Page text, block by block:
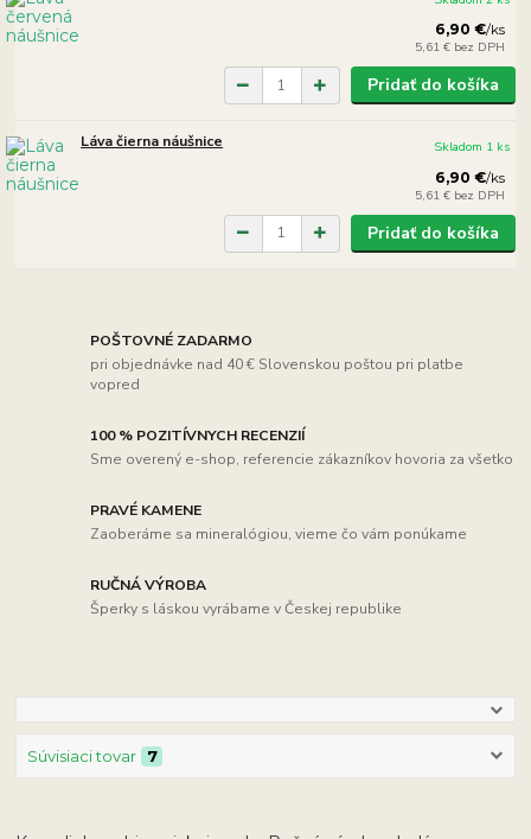
6,90 €/ks
5,61 € bez DPH
Pridať do košíka
Láva čierna náušnice
6,90 €/ks
5,61 € bez DPH
Skladom 1 ks
Pridať do košíka
POŠTOVNÉ ZADARMO
pri objednávke nad 40 € Slovenskou poštou pri platbe
vopred
100 % POZITÍVNYCH RECENZIÍ
Sme overený e-shop, referencie zákazníkov hovoria za všetko
PRAVÉ KAMENE
Zaoberáme sa mineralógiou, vieme čo vám ponúkame
RUČNÁ VÝROBA
Šperky s láskou vyrábame v Českej republike
Súvisiaci tovar 7